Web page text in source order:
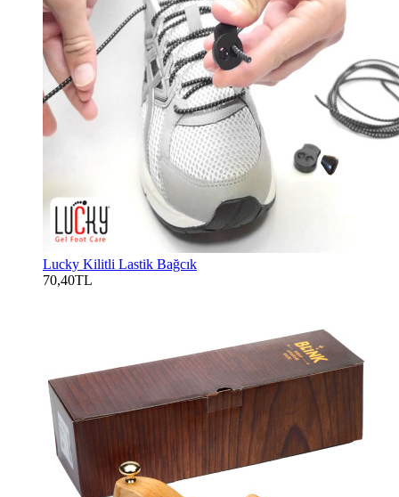
Lucky Kilitli Lastik Bağcık
70,40TL